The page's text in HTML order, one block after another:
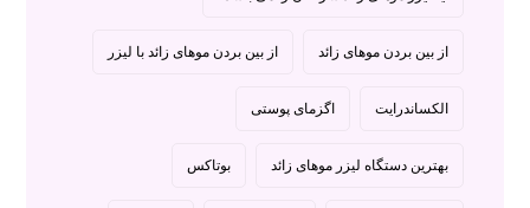
از بین بردن موهای زائد از بین بردن موهای زائد با لیزر
الکساندرایت اگزمای پوستی
بهترین دستگاه لیزر موهای زائد بوتاکس